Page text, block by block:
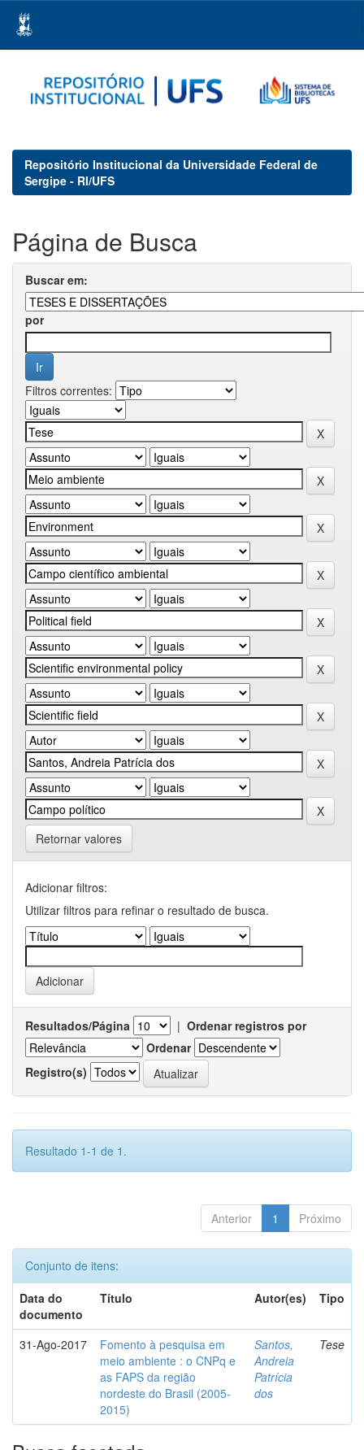
navigation
Repositório Institucional da Universidade Federal de
Sergipe - RI/UFS
Página de Busca
Buscar em:
por
Filtros correntes:
Retornar valores
Adicionar filtros:
Utilizar filtros para refinar o resultado de busca.
Resultados/Página | Ordenar registros por
Ordenar
Registro(s)
Resultado 1-1 de 1.
Anterior 1 Próximo
Conjunto de itens:
Data do
documento
Título Autor(es) Tipo
31-Ago-2017
Fomento à pesquisa em
meio ambiente : o CNPq e
as FAPS da região
nordeste do Brasil (2005-
2015)
Santos,
Andreia
Patrícia
dos
Tese